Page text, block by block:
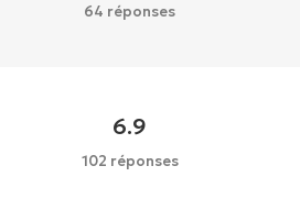
64 réponses
6.9
102 réponses